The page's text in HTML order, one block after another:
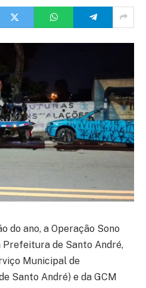
do ano, a Operação Sono
de Santo André,
Municipal de
Santo André) e da GCM